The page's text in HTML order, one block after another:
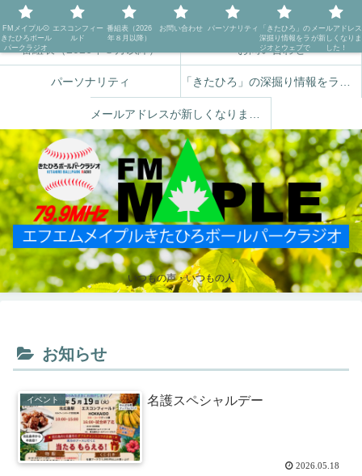
いつもの声・いつもの人
エスコンフィールド
番組表（2026年８月以降） お問い合わせ
パーソナリティ
お知らせ
イベント 名護スペシャルデー
2026.05.18
FMメイプル⚾️
きたひろボール
パークラジオ
エスコンフィー
ルド
番組表（2026
年８月以降）
お問い合わせ パーソナリティ
「きたひろ」の
深掘り情報をラ
ジオとウェブで
メールアドレス
が新しくなりま
した！